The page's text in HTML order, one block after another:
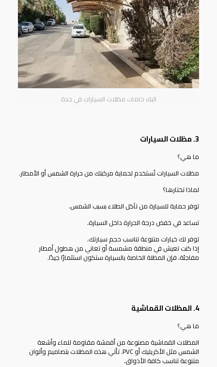
اليك خامات مظلات السيارات في جدة
3. مظلات السيارات
ما هي؟
مظلات السياراتتُستخدم لحماية مركبتك من حرارة الشمس أو الأمطار.
لماذا تختارها؟
توفر حماية للسيارة من تآكل الطلاء بسبب الشمس.
تساعد في خفض درجة الحرارة داخل السيارة.
توفر لك خيارات متنوعة تناسب حجم سيارتك.
إذا كنت تعيش في منطقة مشمسة أو تعاني من هطول أمطار
مفاجئة، فإن المظلة الخاصة بالسيارة ستكون استثمارًا جيدًا.
4. المظلات القماشية
ما هي؟
المظلات القماشية مصنوعة من أقمشة مقاومة للماء وأشعة
الشمس مثل الأكريليك أو PVC. تأتي هذه المظلات بتصاميم وألوان
متنوعة تناسب كافة الأذواق.